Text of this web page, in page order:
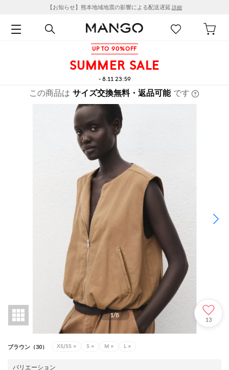
【お知らせ】熊本地域地震の影響による配送遅延 詳細
UP TO 90%OFF
SUMMER SALE
- 8.11 23:59
この商品は サイズ交換無料・返品可能 です
1/8
13
ブラウン（30） XS/SS × S × M × L ×
バリエーション